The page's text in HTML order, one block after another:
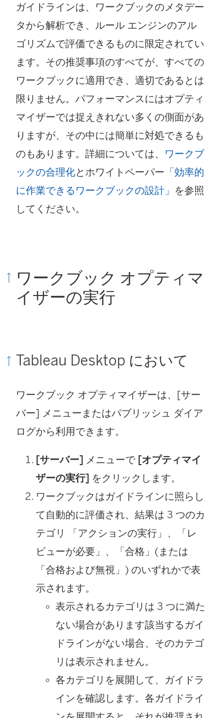
ガイドラインは、ワークブックのメタデー
タから解析でき、ルール エンジンのアル
ゴリズムで評価できるものに限定されてい
ます。その推奨事項のすべてが、すべての
ワークブックに適用でき、適切であるとは
限りません。パフォーマンスにはオプティ
マイザーでは捉えきれない多くの側面があ
りますが、その中には簡単に対処できるも
のもあります。詳細については、 ワークブ
ックの合理化とホワイトペーパー 「効率的
に作業できるワークブックの設計」 を参照
してください。
ワークブック オプティマ
イザーの実行
Tableau Desktop において
ワークブック オプティマイザーは、[サー
バー] メニューまたはパブリッシュ ダイア
ログから利用できます。
[サーバー] メニューで [オプティマイ
ザーの実行] をクリックします。
ワークブックはガイドラインに照らし
て自動的に評価され、結果は 3 つのカ
テゴリ 「アクションの実行」、「レ
ビューが必要」、「合格」(または
「合格および無視」) のいずれかで表
示されます。
表示されるカテゴリは 3 つに満た
ない場合があります該当するガイ
ドラインがない場合、そのカテゴ
リは表示されません。
各カテゴリを展開して、ガイドラ
インを確認します。各ガイドライ